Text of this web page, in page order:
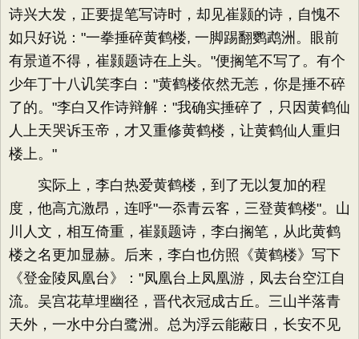
诗兴大发，正要提笔写诗时，却见崔颢的诗，自愧不
如只好说："一拳捶碎黄鹤楼, 一脚踢翻鹦鹉洲。眼前
有景道不得，崔颢题诗在上头。"便搁笔不写了。有个
少年丁十八讥笑李白："黄鹤楼依然无恙，你是捶不碎
了的。"李白又作诗辩解："我确实捶碎了，只因黄鹤仙
人上天哭诉玉帝，才又重修黄鹤楼，让黄鹤仙人重归
楼上。"
实际上，李白热爱黄鹤楼，到了无以复加的程
度，他高亢激昂，连呼"一忝青云客，三登黄鹤楼"。山
川人文，相互倚重，崔颢题诗，李白搁笔，从此黄鹤
楼之名更加显赫。后来，李白也仿照《黄鹤楼》写下
《登金陵凤凰台》："凤凰台上凤凰游，凤去台空江自
流。吴宫花草埋幽径，晋代衣冠成古丘。三山半落青
天外，一水中分白鹭洲。总为浮云能蔽日，长安不见